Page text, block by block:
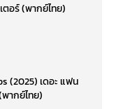
ตอร์ (พากย์ไทย)
(2025) เดอะ แฟน
ากย์ไทย)